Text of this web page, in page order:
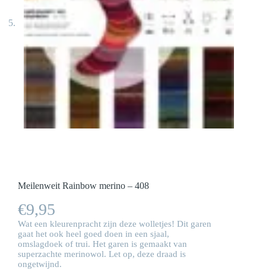
Meilenweit Rainbow merino – 408
€9,95
Wat een kleurenpracht zijn deze wolletjes! Dit garen
gaat het ook heel goed doen in een sjaal,
omslagdoek of trui. Het garen is gemaakt van
superzachte merinowol. Let op, deze draad is
ongetwijnd.